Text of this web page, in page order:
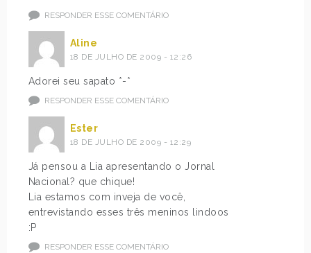
RESPONDER ESSE COMENTÁRIO
Aline
18 DE JULHO DE 2009 - 12:26
Adorei seu sapato *-*
RESPONDER ESSE COMENTÁRIO
Ester
18 DE JULHO DE 2009 - 12:29
Já pensou a Lia apresentando o Jornal
Nacional? que chique!
Lia estamos com inveja de você,
entrevistando esses três meninos lindoos
:P
RESPONDER ESSE COMENTÁRIO